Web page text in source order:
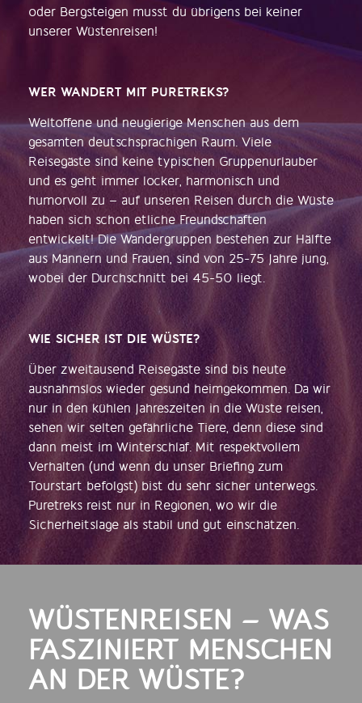
oder Bergsteigen musst du übrigens bei keiner
unserer Wüstenreisen!
WER WANDERT MIT PURETREKS?
Weltoffene und neugierige Menschen aus dem
gesamten deutschsprachigen Raum. Viele
Reisegäste sind keine typischen Gruppenurlauber
und es geht immer locker, harmonisch und
humorvoll zu – auf unseren Reisen durch die Wüste
haben sich schon etliche Freundschaften
entwickelt! Die Wandergruppen bestehen zur Hälfte
aus Männern und Frauen, sind von 25-75 Jahre jung,
wobei der Durchschnitt bei 45-50 liegt.
WIE SICHER IST DIE WÜSTE?
Über zweitausend Reisegäste sind bis heute
ausnahmslos wieder gesund heimgekommen. Da wir
nur in den kühlen Jahreszeiten in die Wüste reisen,
sehen wir selten gefährliche Tiere, denn diese sind
dann meist im Winterschlaf. Mit respektvollem
Verhalten (und wenn du unser Briefing zum
Tourstart befolgst) bist du sehr sicher unterwegs.
Puretreks reist nur in Regionen, wo wir die
Sicherheitslage als stabil und gut einschätzen.
WÜSTENREISEN – WAS
FASZINIERT MENSCHEN
AN DER WÜSTE?